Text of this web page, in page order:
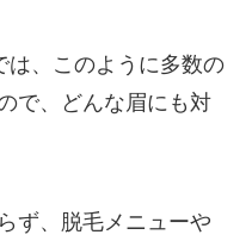
は、このように多数の
で、どんな眉にも対
ず、脱毛メニューや